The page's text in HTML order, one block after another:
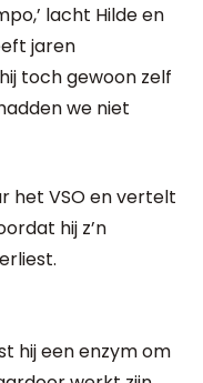
lacht Hilde en
jaren
toch gewoon zelf
we niet
het VSO en vertelt
hij z’n
hij een enzym om